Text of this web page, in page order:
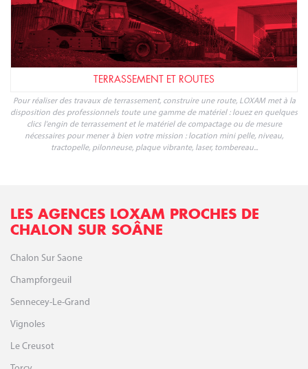
DÉMOLITION ET GROS ŒUVRE
propose toute une gamme de matériel professionnel disponible à la location.
Démolition, brumisation, production de béton, coffrage et soutènement, lissage
et finition du béton, pompage, évacuation... la location LOXAM répond à tous
vos besoins et vous accompagne avec des services dédiés aux professionnels.
disposition des professionnels toute une gamme de matériel : louez en quelques
nécessaires pour mener à bien votre mission : location mini pelle, niveau,